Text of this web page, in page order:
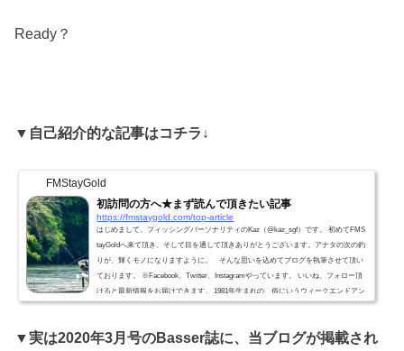
Ready？
▼自己紹介的な記事はコチラ↓
FMStayGold
初訪問の方へ★まず読んで頂きたい記事
https://fmstaygold.com/top-article
はじめまして。フィッシングパーソナリティのKaz（@kaz_sgf）です。 初めてFMS
tayGoldへ来て頂き、そして目を通して頂きありがとうございます。アナタの次の釣
りが、輝くモノになりますように。 そんな思いを込めてブログを執筆させて頂い
ております。 ※Facebook、Twitter、Instagramやっています。 いいね、フォロー頂
けると最新情報をお届けできます。 1981年生まれの、俗にいうウィークエンドアン
グラーです。年間釣行日数は大体40日くらいですね。 ちなみに2018年は34日、20
▼実は2020年3月号のBasser誌に、当ブログが掲載され